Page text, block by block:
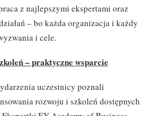
z najlepszymi ekspertami oraz
– bo każda organizacja i każdy
i cele.
– praktyczne wsparcie
uczestnicy poznali
rozwoju i szkoleń dostępnych